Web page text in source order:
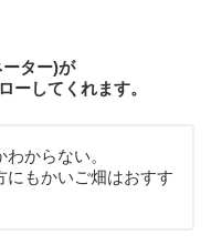
ター)が
ーしてくれます。
からない。
にもかいご畑はおすす